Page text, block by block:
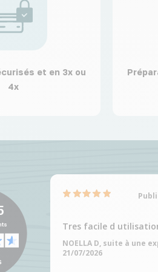
et en 3x ou
4x
Tres facile d
NOELLA D, suite à une
21/07/2026